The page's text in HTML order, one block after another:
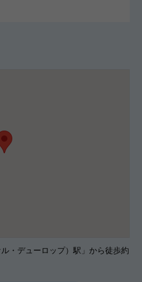
・デューロップ）駅」から徒歩約